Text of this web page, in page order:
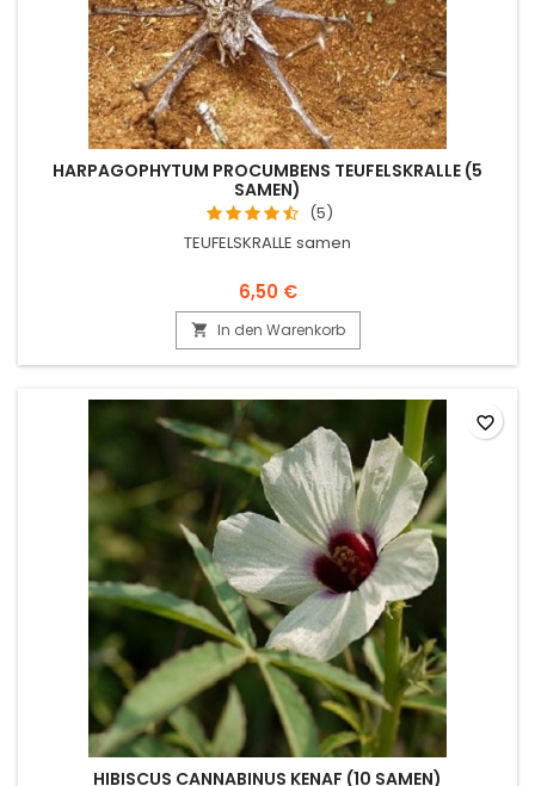
HARPAGOPHYTUM PROCUMBENS TEUFELSKRALLE (5
SAMEN)
(5)
TEUFELSKRALLE samen
6,50 €
 In den Warenkorb
HIBISCUS CANNABINUS KENAF (10 SAMEN)
favorite_border